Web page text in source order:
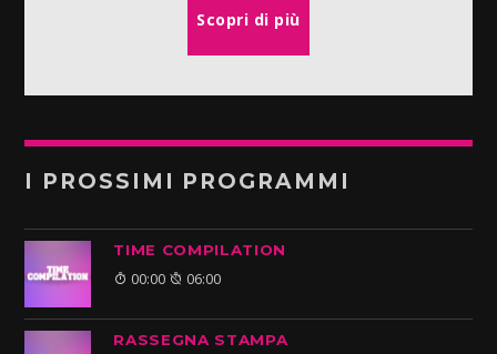
Scopri di più
I PROSSIMI PROGRAMMI
TIME COMPILATION
00:00 06:00
RASSEGNA STAMPA